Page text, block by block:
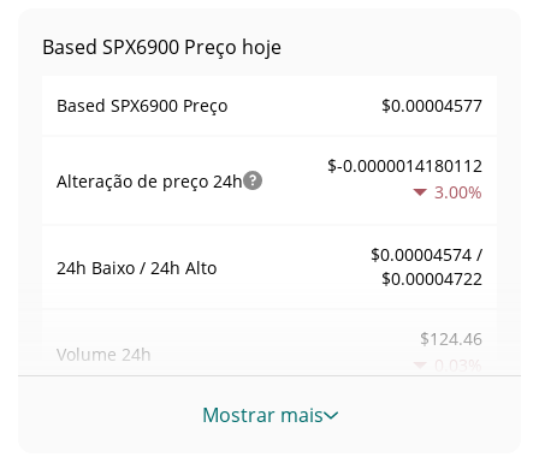
Based SPX6900 Preço hoje
Based SPX6900 Preço $0.00004577
Alteração de preço 24h
$-0.0000014180112
3.00%
24h Baixo / 24h Alto
$0.00004574 /
$0.00004722
Volume 24h
$124.46
0.03%
Volume / Limite de
Mostrar mais